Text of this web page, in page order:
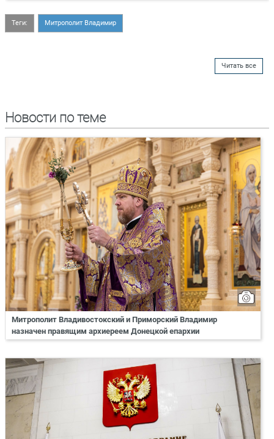
Теги: Митрополит Владимир
Читать все
Новости по теме
Митрополит Владивостокский и Приморский Владимир
назначен правящим архиереем Донецкой епархии